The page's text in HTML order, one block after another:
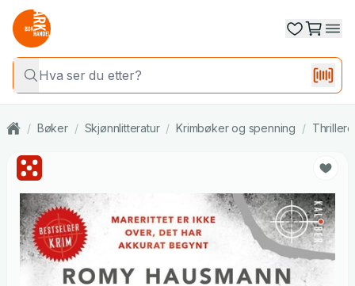
/ Bøker / Skjønnlitteratur / Krimbøker og spenning / Thrillere